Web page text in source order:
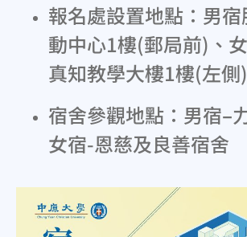
報名處設置地點：男
動中心1樓(郵局前)、
真知教學大樓1樓(左側)
宿舍參觀地點：男宿–
女宿-恩慈及良善宿舍